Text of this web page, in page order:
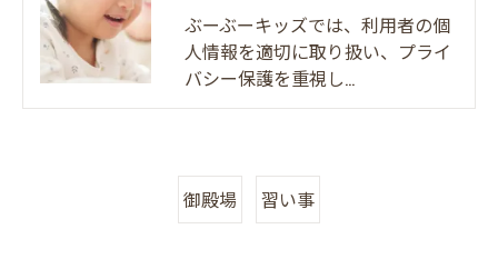
ぶーぶーキッズでは、利用者の個
人情報を適切に取り扱い、プライ
バシー保護を重視し…
御殿場 習い事